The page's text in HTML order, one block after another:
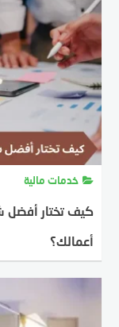
خدمات مالية
كيف تختار أفضل
أعمالك؟